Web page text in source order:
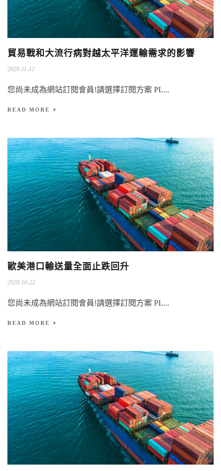
貿易戰和大流行病對越太平洋運輸需求的影響
2020-11-12
您尚未成為網站訂閱會員!請選擇訂閱方案 PL...
READ MORE
歐美港口輸送量全面止跌回升
2020-10-22
您尚未成為網站訂閱會員!請選擇訂閱方案 PL...
READ MORE